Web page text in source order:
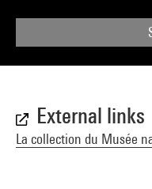
External links
La collection du Musée